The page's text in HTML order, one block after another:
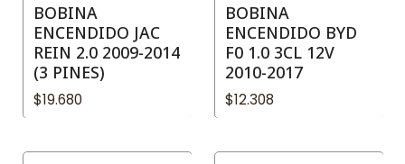
BOBINA
ENCENDIDO JAC
REIN 2.0 2009-2014
(3 PINES)
$19.680
BOBINA
ENCENDIDO BYD
F0 1.0 3CL 12V
2010-2017
$12.308